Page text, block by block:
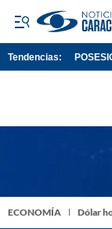
Tendencias:
ECONOMÍA Dólar